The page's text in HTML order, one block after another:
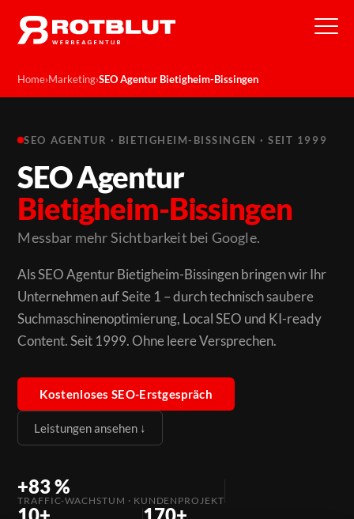
Home›Marketing›SEO Agentur Bietigheim-Bissingen
SEO AGENTUR · BIETIGHEIM-BISSINGEN · SEIT 1999
SEO Agentur
Bietigheim-Bissingen
Messbar mehr Sichtbarkeit bei Google.
Als SEO Agentur Bietigheim-Bissingen bringen wir Ihr
Unternehmen auf Seite 1 – durch technisch saubere
Suchmaschinenoptimierung, Local SEO und KI-ready
Content. Seit 1999. Ohne leere Versprechen.
Kostenloses SEO-Erstgespräch
Leistungen ansehen ↓
+83 %
TRAFFIC-WACHSTUM · KUNDENPROJEKT